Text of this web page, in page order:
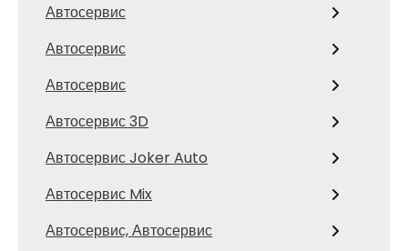
Автосервис
Автосервис
Автосервис
Автосервис 3D
Автосервис Joker Auto
Автосервис Mix
Автосервис, Автосервис